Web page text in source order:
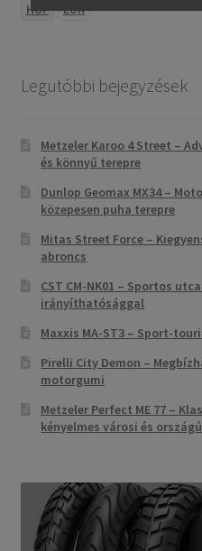
HUF EUR
Legutóbbi bejegyzések
Metzeler Karoo 4 Street –
és könnyű terepre
Dunlop Geomax MX34 –
közepesen puha terepre
Mitas Street Force –
abroncs
CST CM-NK01 – Sportos
irányíthatósággal
Maxxis MA-ST3 – Sport-
Pirelli City Demon –
motorgumi
Metzeler Perfect ME 77 –
kényelmes városi és